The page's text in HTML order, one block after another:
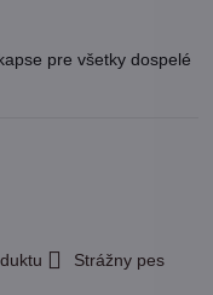
pre všetky dospelé
Strážny pes